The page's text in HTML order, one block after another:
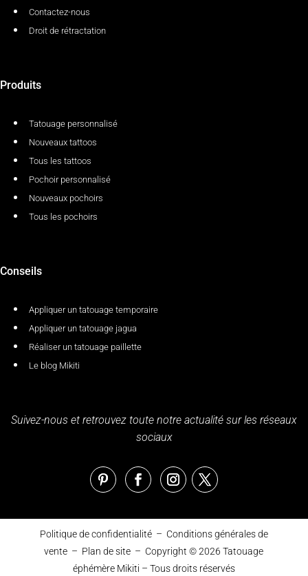
Contactez-nous
Droit de rétractation
Produits
Tatouage personnalisé
Nouveaux tattoos
Tous les tattoos
Pochoir personnalisé
Nouveaux pochoirs
Tous les pochoirs
Conseils
Appliquer un tatouage temporaire
Appliquer un tatouage jagua
Réaliser un tatouage paillette
Le blog Mikiti
Suivez-nous et retrouvez toute notre actualité sur les réseaux
sociaux
Politique de confidentialité– Conditions générales de
vente – Plan de site – Copyright © 2026Tatouage
éphémère Mikiti – Tous droits réservés